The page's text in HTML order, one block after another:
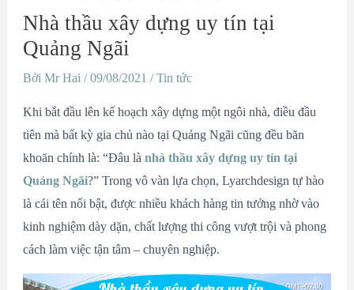
Nhà thầu xây dựng uy tín tại
Quảng Ngãi
Bởi Mr Hai /09/08/2021 /Tin tức
Khi bắt đầu lên kế hoạch xây dựng một ngôi nhà, điều đầu
tiên mà bất kỳ gia chủ nào tại Quảng Ngãi cũng đều băn
khoăn chính là: “Đâu là nhà thầu xây dựng uy tín tại
Quảng Ngãi?” Trong vô vàn lựa chọn, Lyarchdesign tự hào
là cái tên nổi bật, được nhiều khách hàng tin tưởng nhờ vào
kinh nghiệm dày dặn, chất lượng thi công vượt trội và phong
cách làm việc tận tâm – chuyên nghiệp.
viết